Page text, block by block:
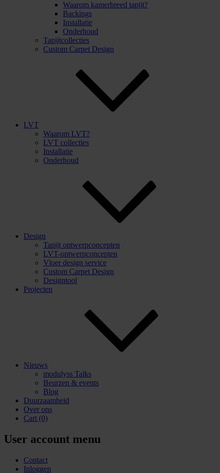
Waarom kamerbreed tapijt?
Backings
Installatie
Onderhoud
Tapijtcollecties
Custom Carpet Design
LVT
Waarom LVT?
LVT collecties
Installatie
Onderhoud
Design
Tapijt ontwerpconcepten
LVT-ontwerpconcepten
Vloer design service
Custom Carpet Design
Designtool
Projecten
Nieuws
modulyss Talks
Beurzen & events
Blog
Duurzaamheid
Over ons
Cart (0)
User account menu
Contact
Inloggen